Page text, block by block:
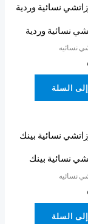
نسائية وردية
نسائيه
السلة
نسائية بينك
نسائيه
السلة